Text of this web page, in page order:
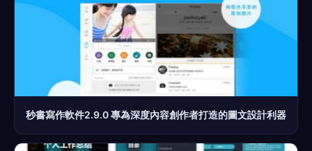
秒書寫作軟件2.9.0 專為深度內容創作者打造的圖文設計利器